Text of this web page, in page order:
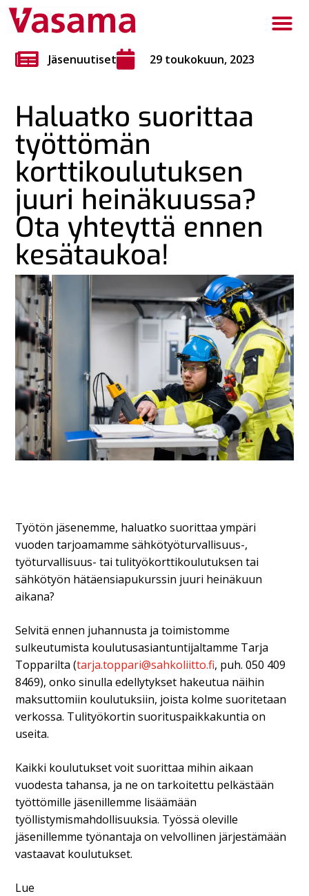
Jäsenuutiset 29 toukokuun, 2023
Haluatko suorittaa
työttömän
korttikoulutuksen
juuri heinäkuussa?
Ota yhteyttä ennen
kesätaukoa!
Työtön jäsenemme, haluatko suorittaa ympäri
vuoden tarjoamamme sähkötyöturvallisuus-,
työturvallisuus- tai tulityökorttikoulutuksen tai
sähkötyön hätäensiapukurssin juuri heinäkuun
aikana?
Selvitä ennen juhannusta ja toimistomme
sulkeutumista koulutusasiantuntijaltamme Tarja
Topparilta (tarja.toppari@sahkoliitto.fi, puh. 050 409
8469), onko sinulla edellytykset hakeutua näihin
maksuttomiin koulutuksiin, joista kolme suoritetaan
verkossa. Tulityökortin suorituspaikkakuntia on
useita.
Kaikki koulutukset voit suorittaa mihin aikaan
vuodesta tahansa, ja ne on tarkoitettu pelkästään
työttömille jäsenillemme lisäämään
työllistymismahdollisuuksia. Työssä oleville
jäsenillemme työnantaja on velvollinen järjestämään
vastaavat koulutukset.
Lue